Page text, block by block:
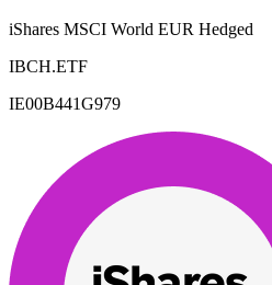
iShares MSCI World EUR Hedged
IBCH.ETF
IE00B441G979